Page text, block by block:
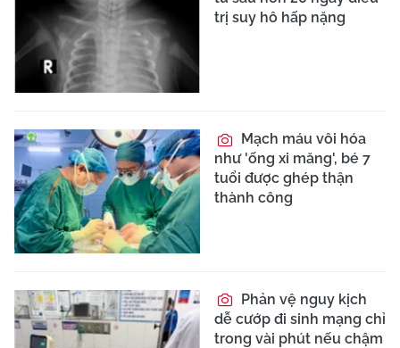
trị suy hô hấp nặng
Mạch máu vôi hóa
như 'ống xi măng', bé 7
tuổi được ghép thận
thành công
Phản vệ nguy kịch
dễ cướp đi sinh mạng chỉ
trong vài phút nếu chậm